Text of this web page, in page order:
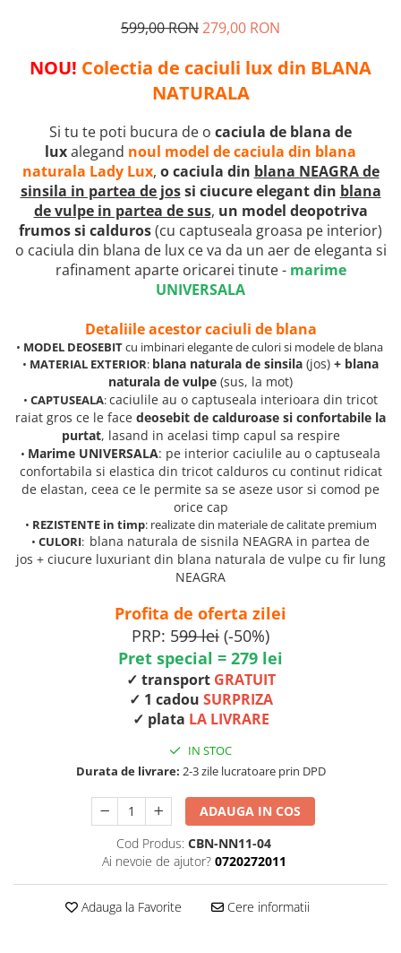
599,00 RON279,00 RON
NOU! Colectia de caciuli lux din BLANA
NATURALA
Si tu te poti bucura de o caciula de blana de
luxalegand noul model de caciula din blana
naturala Lady Lux, o caciula din blana NEAGRA de
sinsila in partea de jossi ciucure elegant din blana
de vulpe in partea de sus, un model deopotriva
frumossi calduros(cu captuseala groasa pe interior)
o caciula din blana de lux ce va da un aer de eleganta si
rafinament aparte oricarei tinute -marime
UNIVERSALA
Detaliile acestor caciuli de blana
• MODEL DEOSEBITcu imbinari elegante de culori si modele de blana
• MATERIAL EXTERIOR: blana naturala de sinsila (jos) + blana
naturala de vulpe (sus, la mot)
• CAPTUSEALA:caciulile au o captuseala interioara din tricot
raiat gros ce le face deosebit de calduroase si confortabile la
purtat, lasand in acelasi timp capul sa respire
• Marime UNIVERSALA: pe interior caciulile au o captuseala
confortabila si elastica din tricot calduros cu continut ridicat
de elastan, ceea ce le permite sa se aseze usor si comod pe
orice cap
• REZISTENTEin timp: realizate din materiale de calitate premium
• CULORI: blana naturala de sisnila NEAGRA in partea de
jos + ciucure luxuriant din blana naturala de vulpe cu fir lung
NEAGRA
Profita de oferta zilei
PRP: 599 lei (-50%)
Pret special = 279 lei
✓ transport GRATUIT
✓ 1 cadou SURPRIZA
✓ plata LA LIVRARE
IN STOC
Durata de livrare: 2-3 zile lucratoare prin DPD
ADAUGA IN COS
Cod Produs: CBN-NN11-04
Ai nevoie de ajutor? 0720272011
Adauga la Favorite Cere informatii